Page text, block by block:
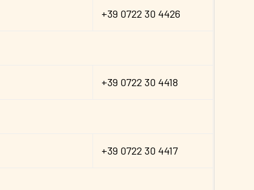
+39 0722 30 4426
+39 0722 30 4418
+39 0722 30 4417